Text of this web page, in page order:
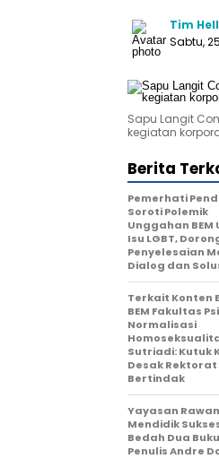
Tim
Sabtu,
Sapu Langit
kegiatan
Berita
Pemerhati
Soroti Polemik
Unggahan BEM
Isu LGBT,
Penyelesaian
Dialog dan
Terkait Konten
BEM Fakultas
Normalisasi
Sutriadi: Kutuk
Desak Rektorat
Bertindak
Yayasan
Mendidik
Bedah Dua
Penulis Andre